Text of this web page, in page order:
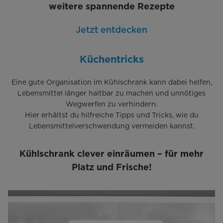
weitere spannende Rezepte
Jetzt entdecken
Küchentricks
Eine gute Organisation im Kühlschrank kann dabei helfen,
Lebensmittel länger haltbar zu machen und unnötiges
Wegwerfen zu verhindern.
Hier erhältst du hilfreiche Tipps und Tricks, wie du
Lebensmittelverschwendung vermeiden kannst.
Kühlschrank clever einräumen – für mehr
Platz und Frische!